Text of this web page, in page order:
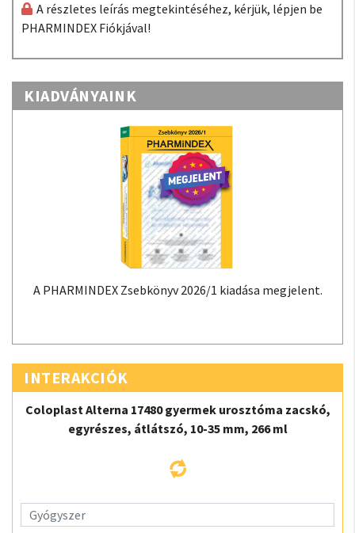
A részletes leírás megtekintéséhez, kérjük, lépjen be
PHARMINDEX Fiókjával!
KIADVÁNYAINK
A PHARMINDEX Zsebkönyv 2026/1 kiadása megjelent.
INTERAKCIÓK
Coloplast Alterna 17480 gyermek urosztóma zacskó,
egyrészes, átlátszó, 10-35 mm, 266 ml